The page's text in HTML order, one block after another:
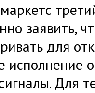
заявить,
для
исполнение
Для